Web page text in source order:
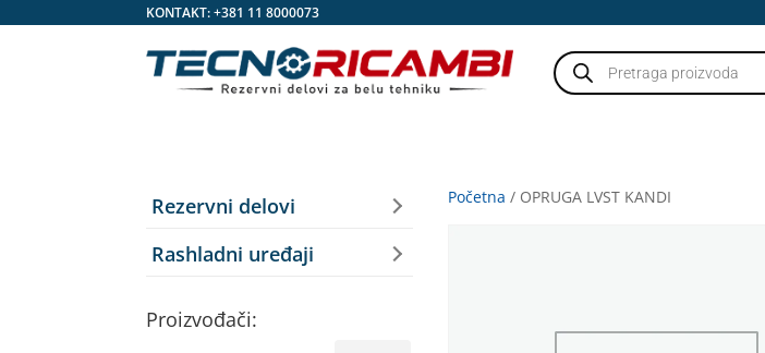
KONTAKT:+381 11 8000073
Products
search
Početna / OPRUGA LVST KANDI
Rezervni delovi
Rashladni uređaji
Proizvođači: